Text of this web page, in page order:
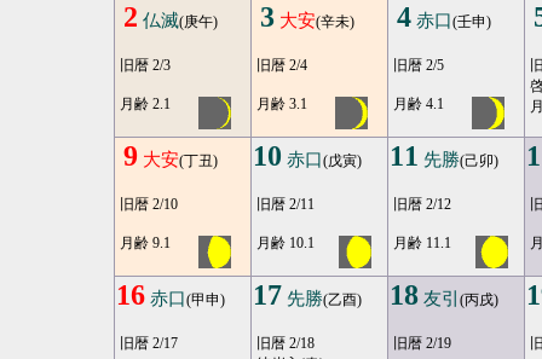
2 仏滅(庚午)
旧暦 2/3
月齢 2.1
3 大安(辛未)
旧暦 2/4
月齢 3.1
4 赤口(壬申)
旧暦 2/5
月齢 4.1
9 大安(丁丑)
旧暦 2/10
月齢 9.1
10 赤口(戊寅)
旧暦 2/11
月齢 10.1
11 先勝(己卯)
旧暦 2/12
月齢 11.1
16 赤口(甲申)
旧暦 2/17
17 先勝(乙酉)
旧暦 2/18
18 友引 (丙戌)
旧暦 2/19